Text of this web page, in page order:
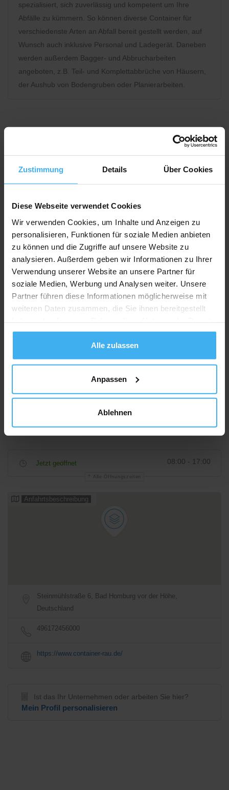
Zustimmung Details Über Cookies
Diese Webseite verwendet Cookies
Wir verwenden Cookies, um Inhalte und Anzeigen zu
personalisieren, Funktionen für soziale Medien anbieten
zu können und die Zugriffe auf unsere Website zu
analysieren. Außerdem geben wir Informationen zu Ihrer
Verwendung unserer Website an unsere Partner für
soziale Medien, Werbung und Analysen weiter. Unsere
Partner führen diese Informationen möglicherweise mit
weiteren Daten zusammen, die Sie ihnen bereitgestellt
gesammelt haben.
Alle zulassen
Anpassen
Ablehnen
spezialisiert, sich zuverlässig und kompetent um Ihre
Abfälle zu kümmern. So können diverse Container für
verschiedenste Arten an Abfall bereit gestellt werden, auf
Wunsch auch inklusive Personal und Ladegerät. Daneben
werden außerdem Bagger- und Abbrucharbeiten
angeboten, z.B. Teil- und Komplettabbrüche von Häusern,
der Aushub von Bodengruben oder Planierarbeiten.
Jetzt geöffnet 08:00 - 17:00
Anfahrtsbeschreibung
Steinmühlstraße 6, Bad Homburg vor der Höhe,
Deutschland
496172456000
https://www.container-rau.de/
Ist das Ihr Unternehmen oder arbeiten Sie hier?
Mein Profil personalisieren